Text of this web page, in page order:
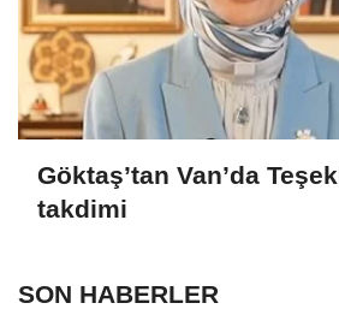
Göktaş’tan Van’da
takdimi
SON HABERLER